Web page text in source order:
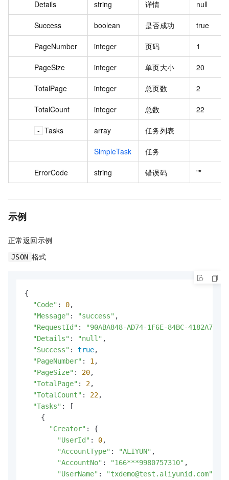
Details string 详情 null
Success boolean 是否成功 true
PageNumber integer 页码 1
PageSize integer 单页大小 20
TotalPage integer 总页数 2
TotalCount integer 总数 22
Tasks array 任务列表
SimpleTask 任务
ErrorCode string 错误码 ""
示例
正常返回示例
JSON 格式
{
"Code" : 0,
"Message" : "success" ,
"RequestId" :
"90ABA848-AD74-1F6E-84BC-
"Details" : "null" ,
"Success" : true,
"PageNumber" : 1 ,
"PageSize" : 20,
"TotalPage" : 2,
"TotalCount" : 22,
"Tasks" : [
    {
"Creator" : {
"UserId" : 0,
"AccountType" : "ALIYUN" ,
"AccountNo" : "166***9980757310" ,
"UserName" : "txdemo@test.aliyunid.com"